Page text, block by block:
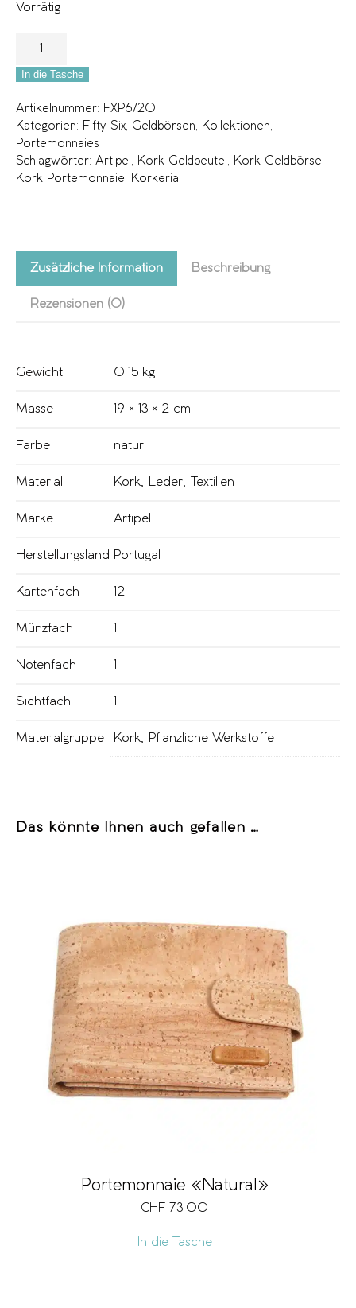
Vorrätig
In die Tasche
Artikelnummer: FXP6/20
Kategorien: Fifty Six Geldbörsen Kollektionen
Portemonnaies
Schlagwörter: Artipel Kork Geldbeutel Kork Geldbörse
Kork Portemonnaie
Korkeria
Zusätzliche Information Beschreibung
Rezensionen (0)
Gewicht 0.15 kg
Masse 19 × 13 × 2 cm
Farbe natur
Material Kork Leder Textilien
Marke Artipel
Herstellungsland Portugal
Kartenfach 12
Münzfach 1
Notenfach 1
Sichtfach 1
Materialgruppe Kork Pflanzliche Werkstoffe
Das könnte Ihnen auch gefallen …
Portemonnaie «Natural»
CHF 73.00
In die Tasche